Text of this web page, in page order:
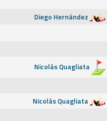
Diego Hernández
Nicolás Quagliata
Nicolás Quagliata